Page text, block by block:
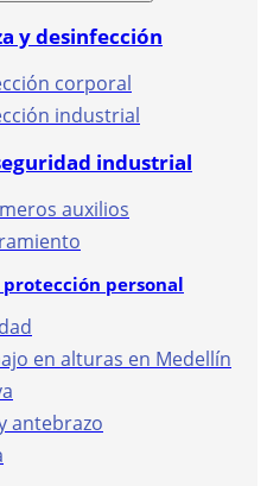
y desinfección
corporal
industrial
industrial
auxilios
personal
en alturas en Medellín
antebrazo